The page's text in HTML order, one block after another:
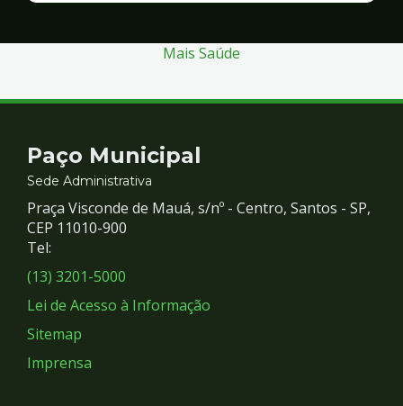
Segurança
Mais Saúde
Contato
e
Redes
Sociais
Paço Municipal
Sede Administrativa
Praça Visconde de Mauá, s/nº - Centro, Santos - SP,
CEP 11010-900
Tel:
(13) 3201-5000
Lei de Acesso à Informação
Sitemap
Imprensa